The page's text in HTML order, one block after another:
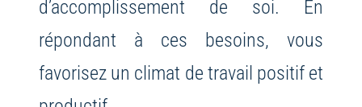
d’accomplissement de soi. En
répondant à ces besoins, vous
favorisez un climat de travail positif et